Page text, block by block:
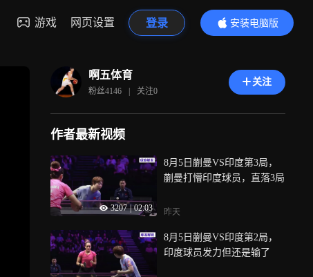
游戏 网页设置 登录
安装电脑版
内容更精彩
啊五体育
粉丝4146 | 关注0
关注
作者最新视频
3207 | 02:03
8月5日蒯曼VS印度第3局，
蒯曼打懵印度球员，直落3局
昨天
8月5日蒯曼VS印度第2局，
印度球员发力但还是输了